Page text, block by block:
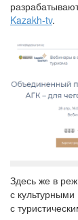
Kazakh-tv.
Здесь же в
с
с